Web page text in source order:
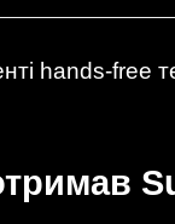
hands-free